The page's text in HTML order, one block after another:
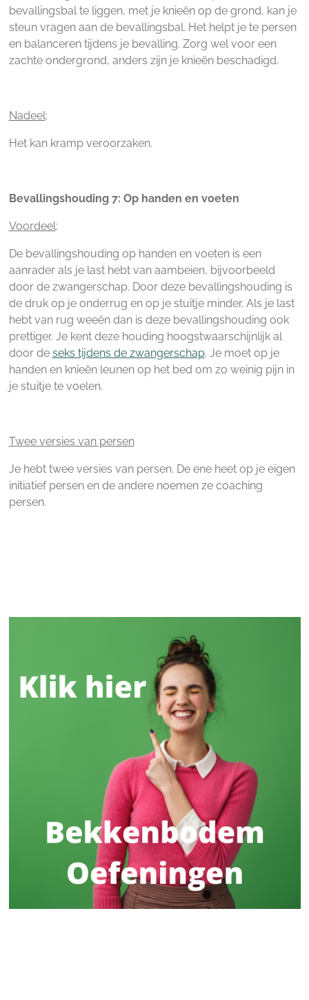
bevallingsbal te liggen, met je knieën op de grond, kan je
steun vragen aan de bevallingsbal. Het helpt je te persen
en balanceren tijdens je bevalling. Zorg wel voor een
zachte ondergrond, anders zijn je knieën beschadigd.
Nadeel:
Het kan kramp veroorzaken.
Bevallingshouding 7: Op handen en voeten
Voordeel:
De bevallingshouding op handen en voeten is een
aanrader als je last hebt van aambeien, bijvoorbeeld
door de zwangerschap. Door deze bevallingshouding is
de druk op je onderrug en op je stuitje minder. Als je last
hebt van rug weeën dan is deze bevallingshouding ook
prettiger. Je kent deze houding hoogstwaarschijnlijk al
door de seks tijdens de zwangerschap. Je moet op je
handen en knieën leunen op het bed om zo weinig pijn in
je stuitje te voelen.
Twee versies van persen
Je hebt twee versies van persen. De ene heet op je eigen
initiatief persen en de andere noemen ze coaching
persen.